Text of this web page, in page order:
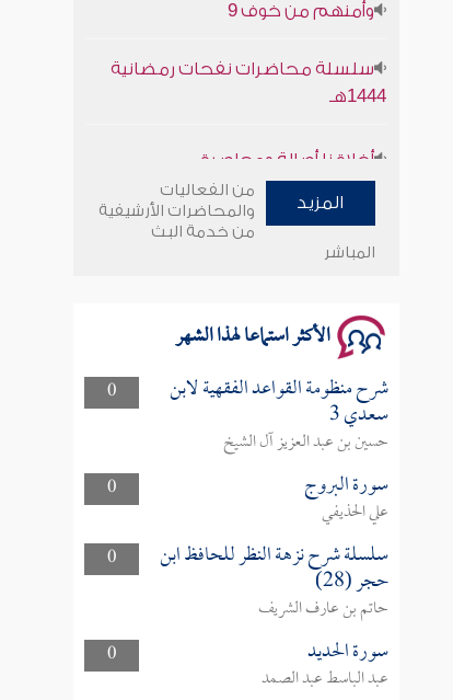
1444هـ
وأمنهم من خوف 9
سلسلة محاضرات نفحات رمضانية
المزيد
من الفعاليات
والمحاضرات الأرشيفية
من خدمة البث
المباشر
الأكثر استماعا لهذا الشهر
0 شرح منظومة القواعد الفقهية لابن
سعدي 3
حسين بن عبد العزيز آل الشيخ
0
سورة البروج
علي الحذيفي
0
سلسلة شرح نزهة النظر للحافظ ابن
حجر (28)
حاتم بن عارف الشريف
0
سورة الحديد
عبد الباسط عبد الصمد